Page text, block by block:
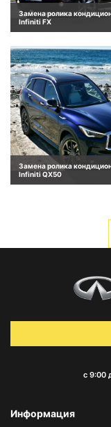
Замена ролика
Infiniti FX
Замена ролика
Infiniti QX50
с 9:00
Информация